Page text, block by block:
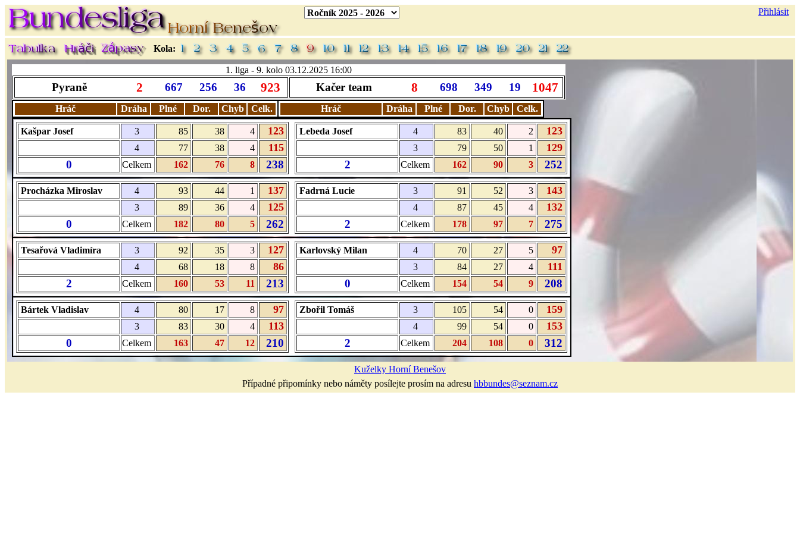
Přihlásit
Kola:
1. liga - 9. kolo 03.12.2025 16:00
Pyraně 2 667 256 36 923 Kačer team 8 698 349 19 1047
Hráč Dráha Plné Dor. Chyb Celk. Hráč Dráha Plné Dor. Chyb Celk.
Kašpar Josef 3 85 38 4 123
4 77 38 4 115
0 Celkem 162 76 8 238
Lebeda Josef 4 83 40 2 123
3 79 50 1 129
2 Celkem 162 90 3 252
Procházka Miroslav 4 93 44 1 137
3 89 36 4 125
0 Celkem 182 80 5 262
Fadrná Lucie 3 91 52 3 143
4 87 45 4 132
2 Celkem 178 97 7 275
Tesařová Vladimíra 3 92 35 3 127
4 68 18 8 86
2 Celkem 160 53 11 213
Karlovský Milan 4 70 27 5 97
3 84 27 4 111
0 Celkem 154 54 9 208
Bártek Vladislav 4 80 17 8 97
3 83 30 4 113
0 Celkem 163 47 12 210
Zbořil Tomáš 3 105 54 0 159
4 99 54 0 153
2 Celkem 204 108 0 312
Kuželky Horní Benešov
Případné připomínky nebo náměty posílejte prosím na adresu hbbundes@seznam.cz